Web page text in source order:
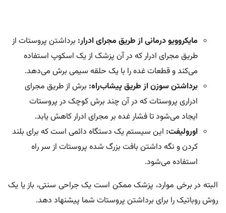
مایکروویو درمانی از طریق مجرای ادرار: برداشتن پروستات از
طریق مجرای ادرار که در آن پزشک از یک اسکوپ استفاده
می‌کند و قطعات غده را با یک حلقه سیمی برش می‌دهد.
برداشتن سوزن از طریق پیشابراه: برش از طریق مجرای
ادراری پروستات که در آن چند برش کوچک در پروستات
ایجاد می‌شود تا فشار غده بر مجرای ادرار کاهش یابد.
اورولیفت: این سیستم یک دستگاه دائمی است که برای بلند
کردن و نگه داشتن بافت بزرگ شده پروستات از سر راه
استفاده می‌شود.
البته در برخی موارد، پزشک ممکن است یک جراحی سنتی، باز یا یک
روش روباتیک را برای برداشتن پروستات شما پیشنهاد دهد.